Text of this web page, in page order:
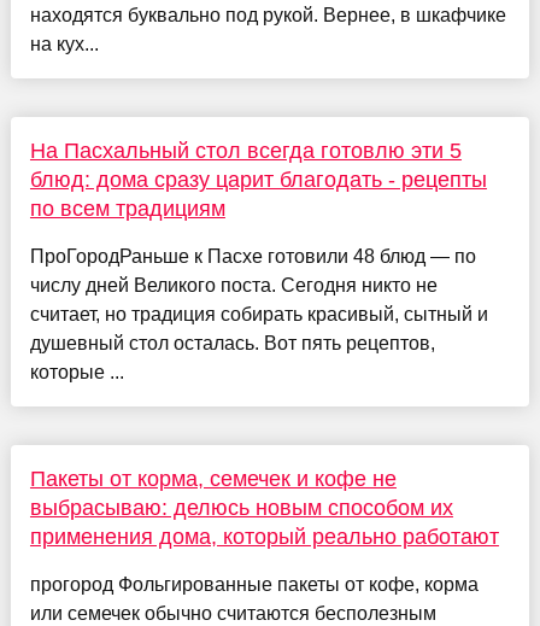
находятся буквально под рукой. Вернее, в шкафчике
на кух...
На Пасхальный стол всегда готовлю эти 5
блюд: дома сразу царит благодать - рецепты
по всем традициям
ПроГородРаньше к Пасхе готовили 48 блюд — по
числу дней Великого поста. Сегодня никто не
считает, но традиция собирать красивый, сытный и
душевный стол осталась. Вот пять рецептов,
которые ...
Пакеты от корма, семечек и кофе не
выбрасываю: делюсь новым способом их
применения дома, который реально работают
прогород Фольгированные пакеты от кофе, корма
или семечек обычно считаются бесполезным